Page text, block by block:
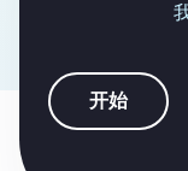
开始